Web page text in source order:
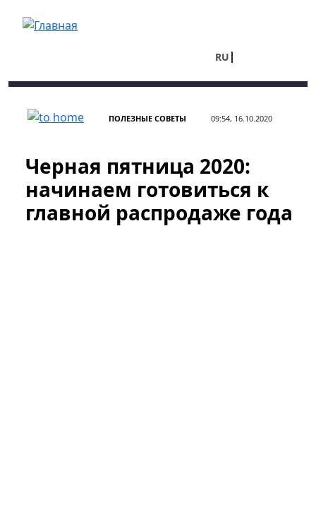
RU
ПОЛЕЗНЫЕ СОВЕТЫ 09:54, 16.10.2020
Черная пятница 2020:
начинаем готовиться к
главной распродаже года